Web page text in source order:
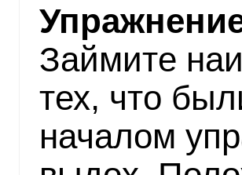
Займите
тех, что
началом